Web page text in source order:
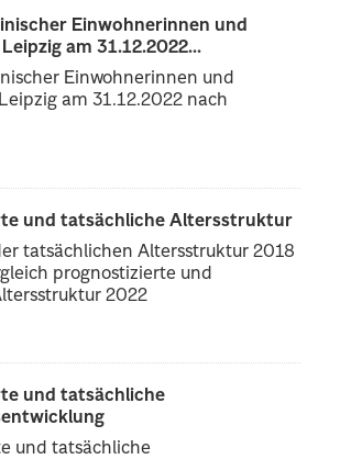
Einwohnerinnen und
am 31.12.2022...
Einwohnerinnen und
am 31.12.2022 nach
und tatsächliche Altersstruktur
tatsächlichen Altersstruktur 2018
prognostizierte und
2022
und tatsächliche
und tatsächliche